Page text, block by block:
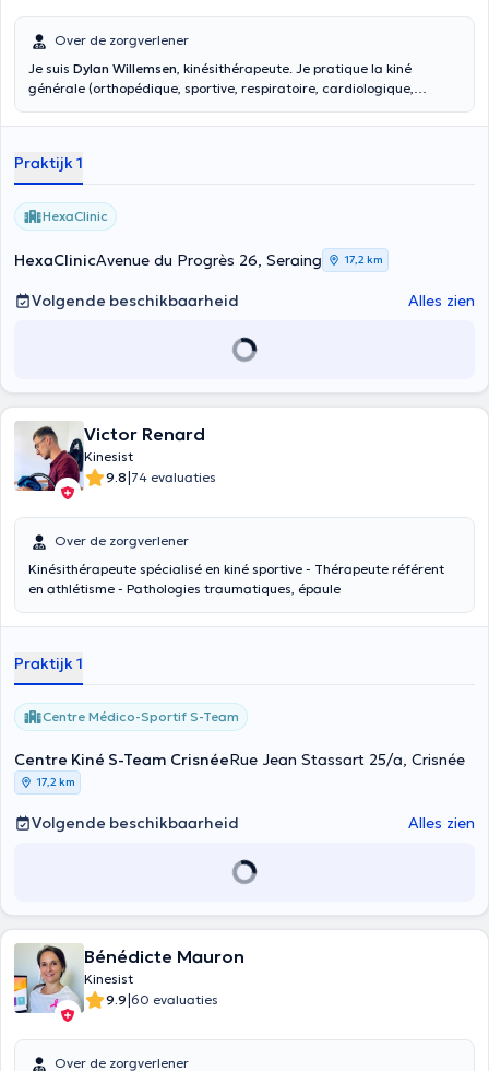
Over de zorgverlener
Je suis Dylan Willemsen, kinésithérapeute. Je pratique la kiné
générale (orthopédique, sportive, respiratoire, cardiologique,
cabinet ou en matinée à domicile. Actuellement en 5ème année
corps humain et son fonctionnement afin de pouvoir répondre au
mieux aux besoins de mes patients.
Praktijk 1
HexaClinic
HexaClinicAvenue du Progrès 26, Seraing 17,2 km
Volgende beschikbaarheid Alles zien
Victor Renard
Kinesist
9.8|74 evaluaties
Over de zorgverlener
Kinésithérapeute spécialisé en kiné sportive - Thérapeute référent
en athlétisme - Pathologies traumatiques, épaule
Praktijk 1
Centre Médico-Sportif S-Team
Centre Kiné S-Team CrisnéeRue Jean Stassart 25/a, Crisnée
17,2 km
Volgende beschikbaarheid Alles zien
Bénédicte Mauron
Kinesist
9.9|60 evaluaties
Over de zorgverlener